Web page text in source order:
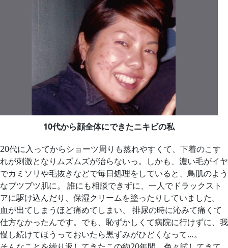
10代から顔全体にできたニキビの私
20代に入ってからショーツ周りも蒸れやすくて、下着のこす
れが刺激となりムズムズが治らないっ。しかも、濃い毛がイヤ
でカミソリや毛抜きなどで毎日処理をしていると、鳥肌のよう
なブツブツ肌に。 誰にも相談できずに、一人でドラックスト
アに駆け込んだり、保湿クリームを塗ったりしていました。
血が出てしまうほど痛めてしまい、 排尿の時に沁みて痛くて
仕方なかったんです。でも、恥ずかしくて病院に行けずに、我
慢し続けてほうっておいたら黒ずみがひどくなって…。